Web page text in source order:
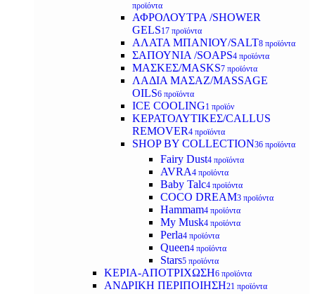
προϊόντα
ΑΦΡΟΛΟΥΤΡΑ /SHOWER
GELS17 προϊόντα
ΑΛΑΤΑ ΜΠΑΝΙΟΥ/SALT8 προϊόντα
ΣΑΠΟΥΝΙΑ /SOAPS4 προϊόντα
ΜΑΣΚΕΣ/MASKS7 προϊόντα
ΛΑΔΙΑ ΜΑΣΑΖ/MASSAGE
OILS6 προϊόντα
ICE COOLING1 προϊόν
ΚΕΡΑΤΟΛΥΤΙΚΕΣ/CALLUS
REMOVER4 προϊόντα
SHOP BY COLLECTION36 προϊόντα
Fairy Dust4 προϊόντα
AVRA4 προϊόντα
Baby Talc4 προϊόντα
COCO DREAM3 προϊόντα
Hammam4 προϊόντα
My Musk4 προϊόντα
Perla4 προϊόντα
Queen4 προϊόντα
Stars5 προϊόντα
ΚΕΡΙΑ-ΑΠΟΤΡΙΧΩΣΗ6 προϊόντα
ΑΝΔΡΙΚΗ ΠΕΡΙΠΟΙΗΣΗ21 προϊόντα